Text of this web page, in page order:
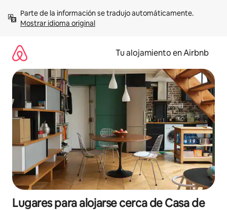
contenidoMostrar idioma original
Tu alojamiento en Airbnb
Lugares para alojarse cerca de Casa de